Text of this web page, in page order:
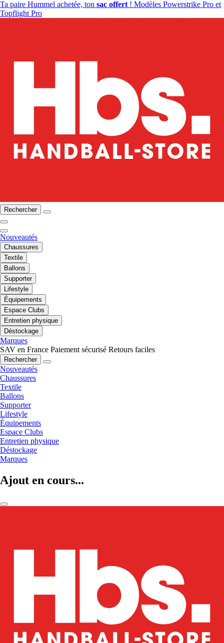
Ta paire Hummel achetée, ton sac offert ! Modèles Powerstrike Pro et
Topflight Pro
Rechercher
Nouveautés
Chaussures
Textile
Ballons
Supporter
Lifestyle
Équipements
Espace Clubs
Entretien physique
Déstockage
Marques
SAV en France Paiement sécurisé Retours faciles
Rechercher
Nouveautés
Chaussures
Textile
Ballons
Supporter
Lifestyle
Équipements
Espace Clubs
Entretien physique
Déstockage
Marques
Ajout en cours...